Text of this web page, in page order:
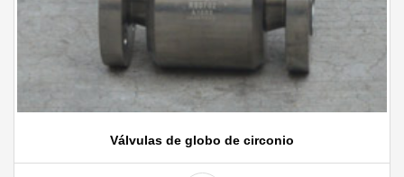
Válvulas de globo de circonio